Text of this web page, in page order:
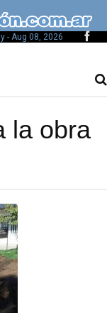
- Aug 08, 2026
la obra